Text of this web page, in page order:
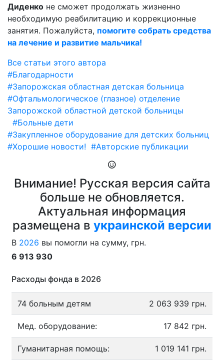
Диденко не сможет продолжать жизненно
необходимую реабилитацию и коррекционные
занятия. Пожалуйста, помогите собрать средства
на лечение и развитие мальчика!
Все статьи этого автора
#Благодарности
#Запорожская областная детская больница
#Офтальмологическое (глазное) отделение
Запорожской областной детской больницы
#Больные дети
#Закупленное оборудование для детских больниц
#Хорошие новости! #Авторские публикации
Внимание! Русская версия сайта
больше не обновляется.
Актуальная информация
размещена в украинской версии
В 2026 вы помогли на сумму, грн.
6 913 930
Расходы фонда в 2026
74 больным детям 2 063 939 грн.
Мед. оборудование: 17 842 грн.
Гуманитарная помощь: 1 019 141 грн.